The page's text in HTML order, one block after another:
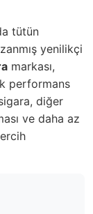
tütün
yenilikçi
markası,
performans
diğer
ve daha az